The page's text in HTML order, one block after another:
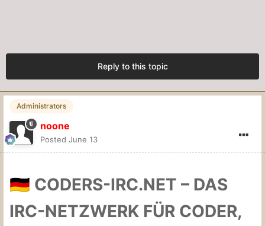
Reply to this topic
Administrators
noone
Posted June 13
🇩🇪 CODERS-IRC.NET – DAS
IRC-NETZWERK FÜR CODER,